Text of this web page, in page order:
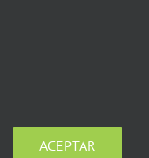
ACEPTAR